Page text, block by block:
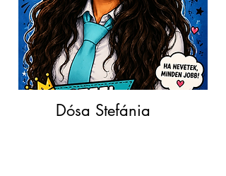
Dósa Stefánia